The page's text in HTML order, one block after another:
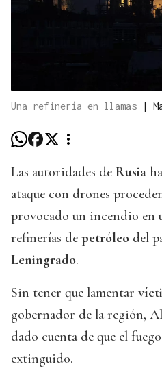
Una refinería en llamas |
Las autoridades de Rusia
ataque con drones
provocado un incendio en
refinerías de petróleo del
Leningrado.
Sin tener que lamentar
gobernador de la región,
dado cuenta de que el
extinguido.